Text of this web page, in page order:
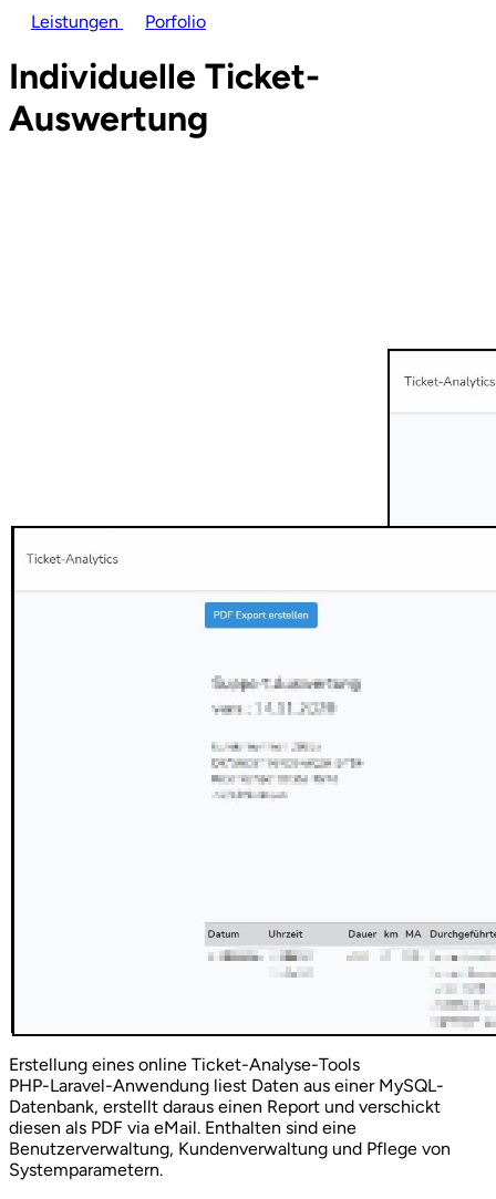
Leistungen Porfolio
Individuelle Ticket-
Auswertung
Erstellung eines online Ticket-Analyse-Tools
PHP-Laravel-Anwendung liest Daten aus einer MySQL-
Datenbank, erstellt daraus einen Report und verschickt
diesen als PDF via eMail. Enthalten sind eine
Benutzerverwaltung, Kundenverwaltung und Pflege von
Systemparametern.